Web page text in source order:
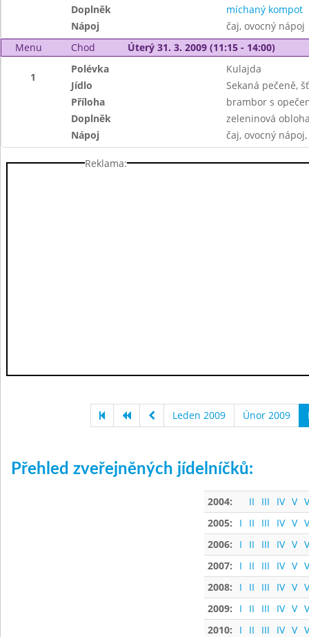
Doplněk
míchaný kompot
Nápoj
čaj, ovocný nápoj
Menu
Chod Úterý 31. 3. 2009 (11:15 - 14:00)
1
Polévka
Kulajda
Jídlo
Sekaná pečeně,
Příloha
brambor s
Doplněk
zeleninová
Nápoj
čaj, ovocný
Reklama:
Leden 2009 Únor 2009
Přehled zveřejněných jídelníčků:
2004: II III IV V
2005:
I II III IV V
2006:
I II III IV V
2007:
I II III IV V
2008:
I II III IV V
2009:
I II III IV V
2010:
I II III IV V